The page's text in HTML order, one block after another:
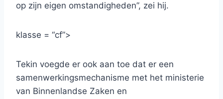
op zijn eigen omstandigheden”, zei hij.
klasse = “cf”>
Tekin voegde er ook aan toe dat er een
samenwerkingsmechanisme met het ministerie
van Binnenlandse Zaken en